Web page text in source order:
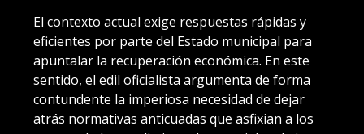
El contexto actual exige respuestas rápidas y
eficientes por parte del Estado municipal para
apuntalar la recuperación económica. En este
sentido, el edil oficialista argumenta de forma
contundente la imperiosa necesidad de dejar
atrás normativas anticuadas que asfixian a los